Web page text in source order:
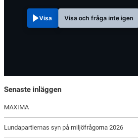
Visa Visa och fråga inte igen
Senaste inläggen
MAXIMA
Lundapartiernas syn på miljöfrågorna 2026